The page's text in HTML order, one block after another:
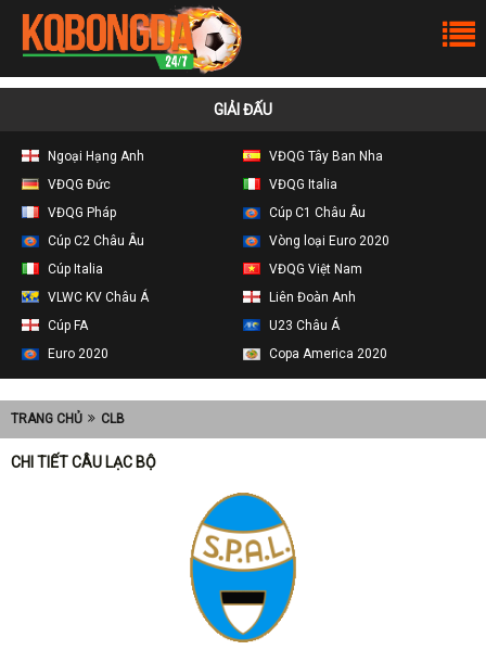
GIẢI ĐẤU
Ngoại Hạng Anh
VĐQG Tây Ban Nha
VĐQG Đức
VĐQG Italia
VĐQG Pháp
Cúp C1 Châu Âu
Cúp C2 Châu Âu
Vòng loại Euro 2020
Cúp Italia
VĐQG Việt Nam
VLWC KV Châu Á
Liên Đoàn Anh
Cúp FA
U23 Châu Á
Euro 2020
Copa America 2020
TRANG CHỦ CLB
CHI TIẾT CÂU LẠC BỘ